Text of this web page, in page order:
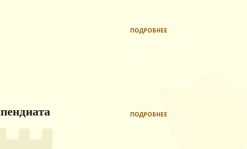
ПОДРОБНЕЕ
ПОДРОБНЕЕ